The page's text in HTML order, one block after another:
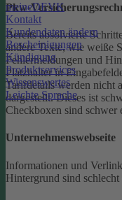
meineDEVK
Kontakt
Kundendaten ändern
Bescheinigungen
Kündigung
Produktservices
Wissenswertes
Leichte Sprache
Pkw-
Bereits absolvierte
andere Texte, wie weiße
Fehlermeldungen und
Platzhalter in
Tarifdetails werden nicht
dargestellt. Dieses ist
Checkboxen sind schwer
Unternehmenswebseite
Informationen und
Hintergrund sind schlecht